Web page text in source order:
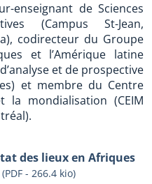
enseignant de Sciences
(Campus St-Jean,
codirecteur du Groupe
et l’Amérique latine
et de prospective
et membre du Centre
la mondialisation (CEIM
des lieux en Afriques
(PDF - 266.4 kio)